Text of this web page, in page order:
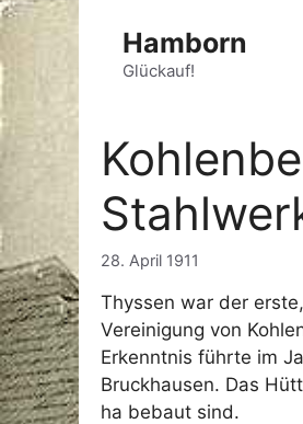
Zum
Inhalt
springen
Hamborn
Glückauf!
28. April 1911
Thyssen war der
Vereinigung von
Erkenntnis führte im
Bruckhausen. Das
ha bebaut sind.